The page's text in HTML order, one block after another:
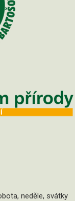
neděle, svátky